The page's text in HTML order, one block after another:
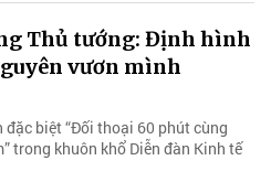
Thủ tướng: Định hình
vươn mình
biệt “Đối thoại 60 phút cùng
trong khuôn khổ Diễn đàn Kinh tế